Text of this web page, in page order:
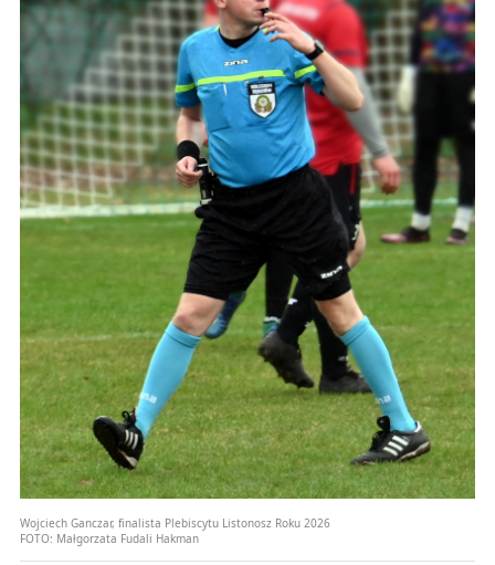
Wojciech Ganczar, finalista Plebiscytu Listonosz Roku 2026
FOTO: Małgorzata Fudali Hakman